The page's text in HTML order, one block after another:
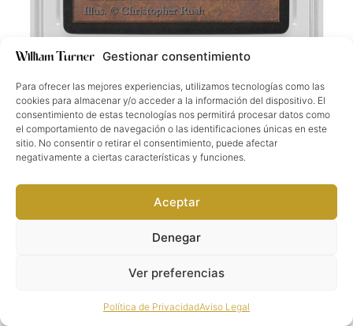
Gestionar consentimiento
Para ofrecer las mejores experiencias, utilizamos tecnologías como las
cookies para almacenar y/o acceder a la información del dispositivo. El
consentimiento de estas tecnologías nos permitirá procesar datos como
el comportamiento de navegación o las identificaciones únicas en este
sitio. No consentir o retirar el consentimiento, puede afectar
negativamente a ciertas características y funciones.
Aceptar
Denegar
Ver preferencias
Política de PrivacidadAviso Legal
FAQs Guía de envío Próximos eventos
Card First Grading
Puntos colaboradores
Información legal
Aviso Legal Política de Privacidad Términos y Condiciones
Media & Social
William Turner®. Todos los derechos reservados